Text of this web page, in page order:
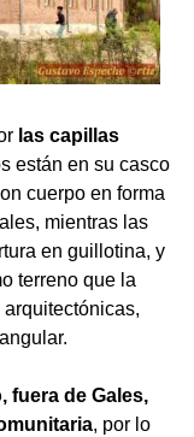
las capillas
están en su casco
cuerpo en forma
mientras las
en guillotina, y
terreno que la
fuera de Gales,
, por lo